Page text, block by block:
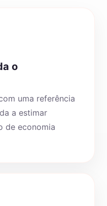
o
uma referência
a estimar
de economia